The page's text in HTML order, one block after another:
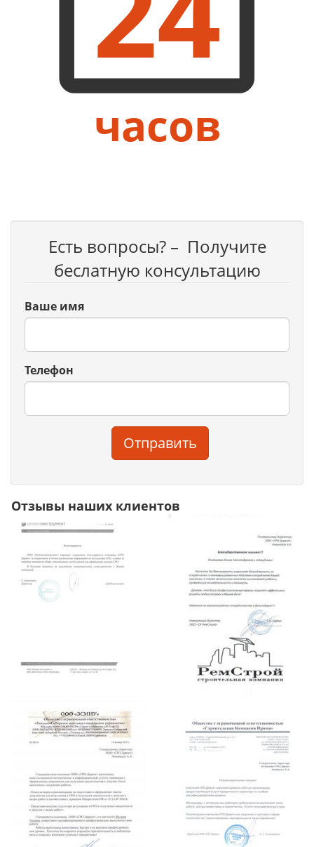
часов
Есть вопросы? – Получите
беслатную консультацию
Ваше имя
Телефон
Отправить
Отзывы наших клиентов